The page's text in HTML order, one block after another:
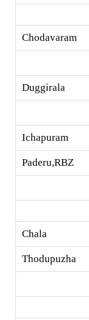
Chodavaram
Duggirala
Ichapuram
Paderu,RBZ
Chala
Thodupuzha